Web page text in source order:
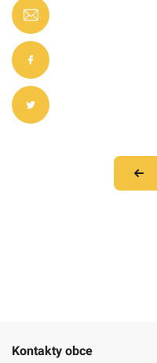
Kontakty obce